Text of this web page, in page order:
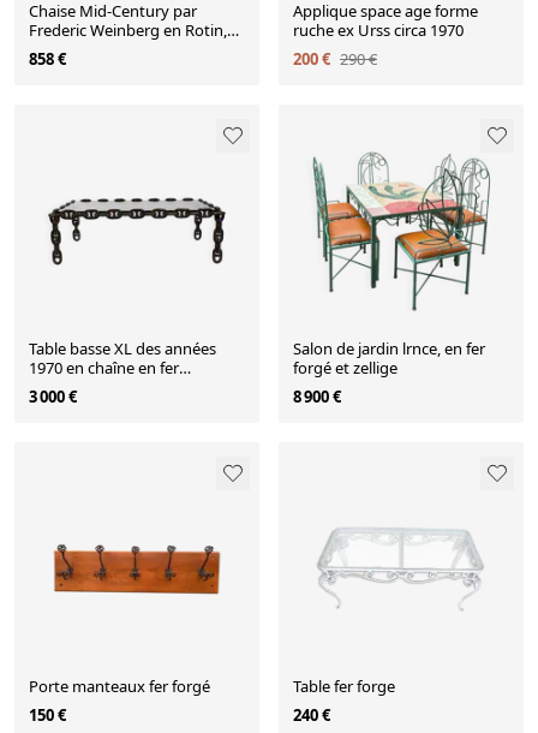
Chaise Mid-Century par
Frederic Weinberg en Rotin,
Fer et Laiton
858 €
Applique space age forme
ruche ex Urss circa 1970
200 € 290 €
Table basse XL des années
1970 en chaîne en fer
nautique et en verre fumé
épais.
3 000 €
Salon de jardin lrnce, en fer
forgé et zellige
8 900 €
Porte manteaux fer forgé
150 €
Table fer forge
240 €